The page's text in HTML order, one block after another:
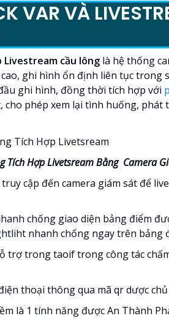
VAR VÀ
Livestream cầu lông là hệ thống
ghi hình ổn định liên tục
ghi hình, đồng thời tích hợp với
cho phép xem lại tình huống,
Tích Hợp Livetsream Bằng Camera
cập đến camera giám sát để
chống giao diện bảng điểm
nhanh chống ngay trên bảng
trợ trong taoif trong công tác
thoại thông qua mã qr dược
là 1 tính năng được An Thành